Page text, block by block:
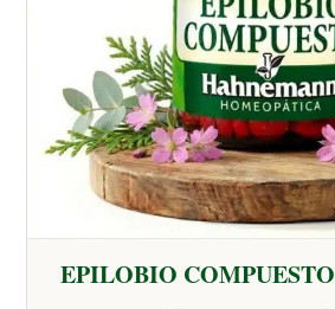
EPILOBIO COMPUESTO